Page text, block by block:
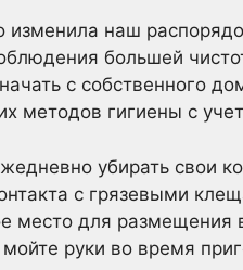
наш
большей
с собственного
методов гигиены с
убирать свои
с грязевыми
место для размещения
мойте руки во время